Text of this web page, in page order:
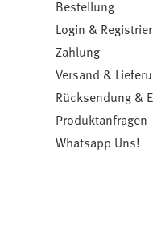
Bestellung
Login &
Zahlung
Versand &
Rücksendung &
Produktanfragen
Whatsapp Uns!